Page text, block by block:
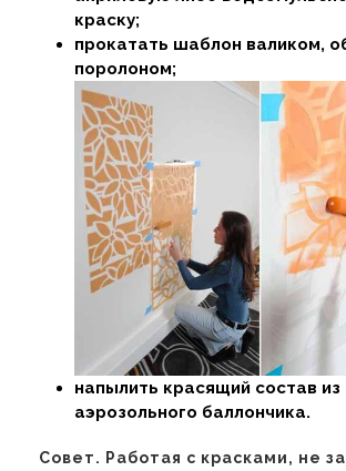
краску;
прокатать шаблон валиком,
поролоном;
напылить красящий состав из
аэрозольного баллончика.
Совет. Работая с красками, не